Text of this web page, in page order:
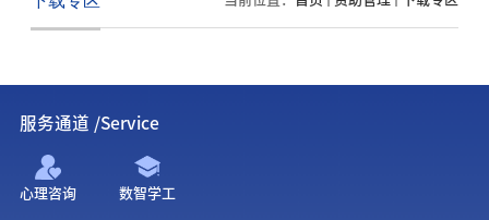
政策指南
服务通道 /Service
心理咨询 数智学工